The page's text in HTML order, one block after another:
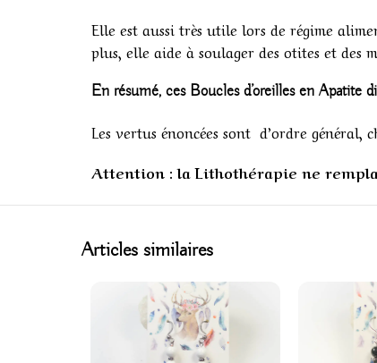
Elle est aussi très utile lors de régime
plus, elle aide à soulager des otites et des
En résumé, ces Boucles d’oreilles en Apatite
Les vertus énoncées sont d’ordre général,
Attention : la Lithothérapie ne
Articles similaires